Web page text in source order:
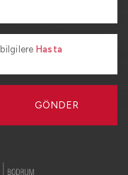
Hasta
GÖNDER